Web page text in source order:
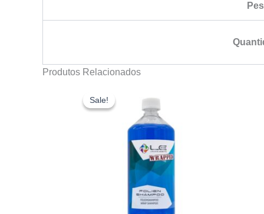
Produtos Relacionados
Sale!
Sale!